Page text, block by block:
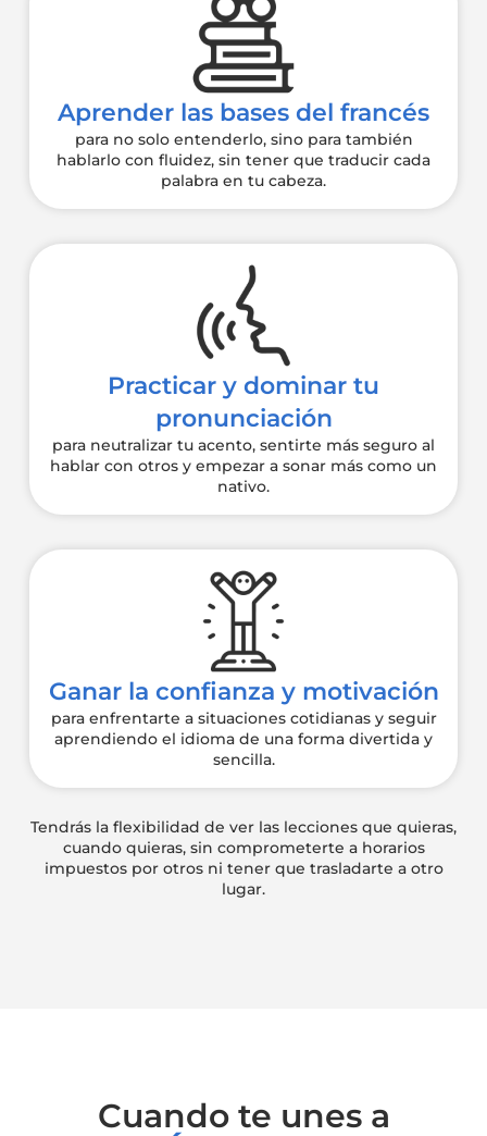
Aprender las bases del francés
para no solo entenderlo, sino para también
hablarlo con fluidez, sin tener que traducir cada
palabra en tu cabeza.
Practicar y dominar tu
pronunciación
para neutralizar tu acento, sentirte más seguro al
hablar con otros y empezar a sonar más como un
nativo.
Ganar la confianza y motivación
para enfrentarte a situaciones cotidianas y seguir
aprendiendo el idioma de una forma divertida y
sencilla.
Tendrás la flexibilidad de ver las lecciones que quieras,
cuando quieras, sin comprometerte a horarios
impuestos por otros ni tener que trasladarte a otro
lugar.
Cuando te unes a